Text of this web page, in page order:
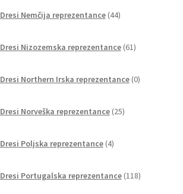
Dresi Nemčija reprezentance 44izdelkov
Dresi Nizozemska reprezentance 61izdelkov
Dresi Northern Irska reprezentance 0izdelkov
Dresi Norveška reprezentance 25izdelkov
Dresi Poljska reprezentance 4izdelki
Dresi Portugalska reprezentance 118izdelkov